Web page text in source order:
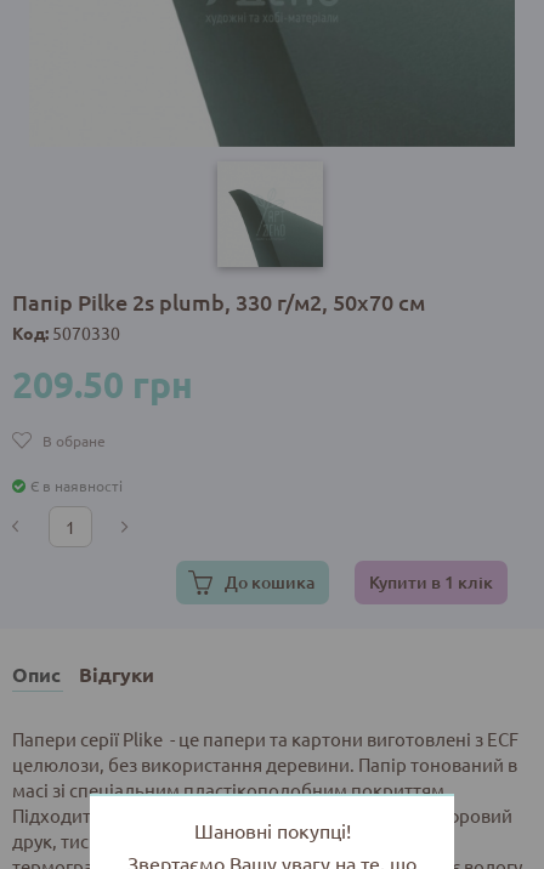
Папір Pilke 2s plumb, 330 г/м2, 50x70 см
Код: 5070330
209.50 грн
В обране
Є в наявності
До кошика Купити в 1 клік
Опис Відгуки
Папери серії Plike - це папери та картони виготовлені з ECF
целюлози, без використання деревини. Папір тонований в
масі зі спеціальним пластікоподобним покриттям.
Підходить для більшості видів друку: УФ-офсет, цифровий
друк, тиснення, фольгування, шовкотрафарет і
Шановні покупці!
Звертаємо Вашу увагу на те, що